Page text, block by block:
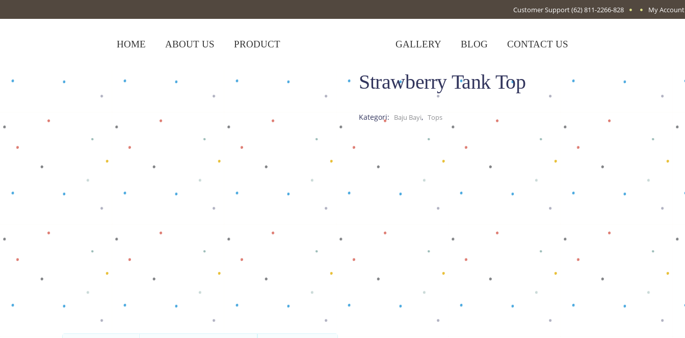
Customer Support(62) 811-2266-828 My Account
HOME ABOUT US PRODUCT GALLERY BLOG CONTACT US
Shop> ,Tops Strawberry Tank Top Strawberry Tank Top
Kategori: Baju Bayi, Tops